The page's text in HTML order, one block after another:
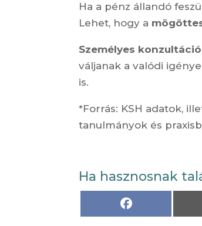
Ha a pénz állandó
Lehet, hogy a
Személyes
váljanak a valódi
is.
*Forrás: KSH adatok,
tanulmányok és
Ha hasznosnak
Share